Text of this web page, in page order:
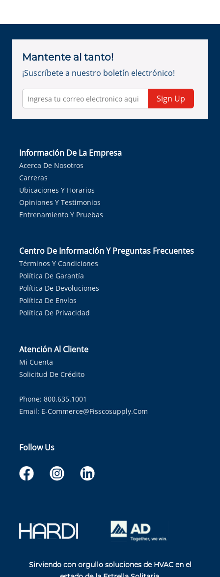
Mantente al tanto!
¡Suscríbete a nuestro boletín electrónico!
Sign Up
Información De La Empresa
Acerca De Nosotros
Carreras
Ubicaciones Y Horarios
Opiniones Y Testimonios
Entrenamiento Y Pruebas
Centro De Información Y Preguntas Frecuentes
Términos Y Condiciones
Política De Garantía
Política De Devoluciones
Política De Envíos
Política De Privacidad
Atención Al Cliente
Mi Cuenta
Solicitud De Crédito
Phone: 800.635.1001
Email: E-Commerce@fisscosupply.com
Follow Us
Sirviendo con orgullo soluciones de HVAC en el